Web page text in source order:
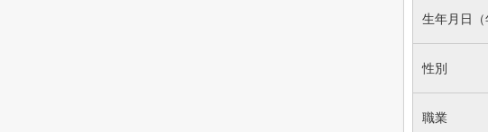
生年月日（
性別
職業